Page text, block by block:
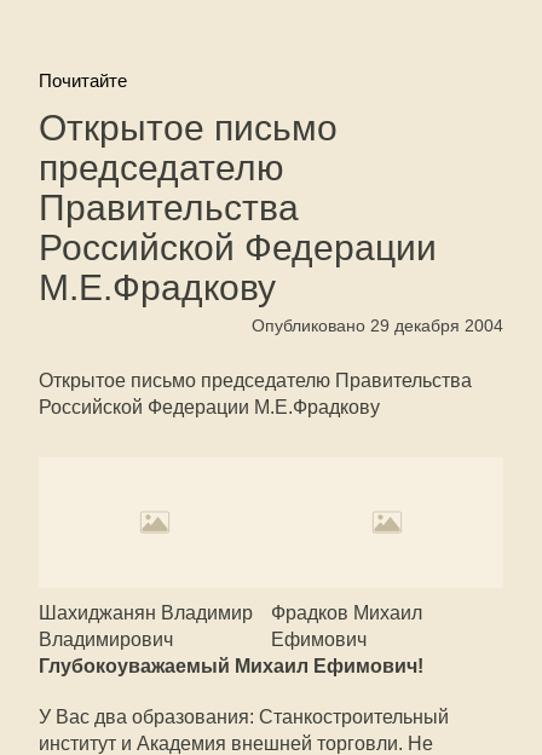
Почитайте
Открытое письмо
председателю
Правительства
Российской Федерации
М.Е.Фрадкову
Опубликовано 29 декабря 2004
Открытое письмо председателю Правительства
Российской Федерации М.Е.Фрадкову
Шахиджанян Владимир
Владимирович
Фрадков Михаил
Ефимович
Глубокоуважаемый Михаил Ефимович!
У Вас два образования: Станкостроительный
институт и Академия внешней торговли. Не